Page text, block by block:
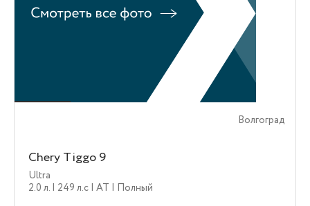
Волгоград
Chery Tiggo 9
Ultra
2.0 л. | 249 л.c | AT | Полный